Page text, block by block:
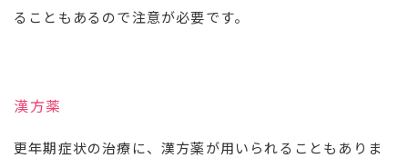
ることもあるので注意が必要です。
漢方薬
更年期症状の治療に、漢方薬が用いられることもありま